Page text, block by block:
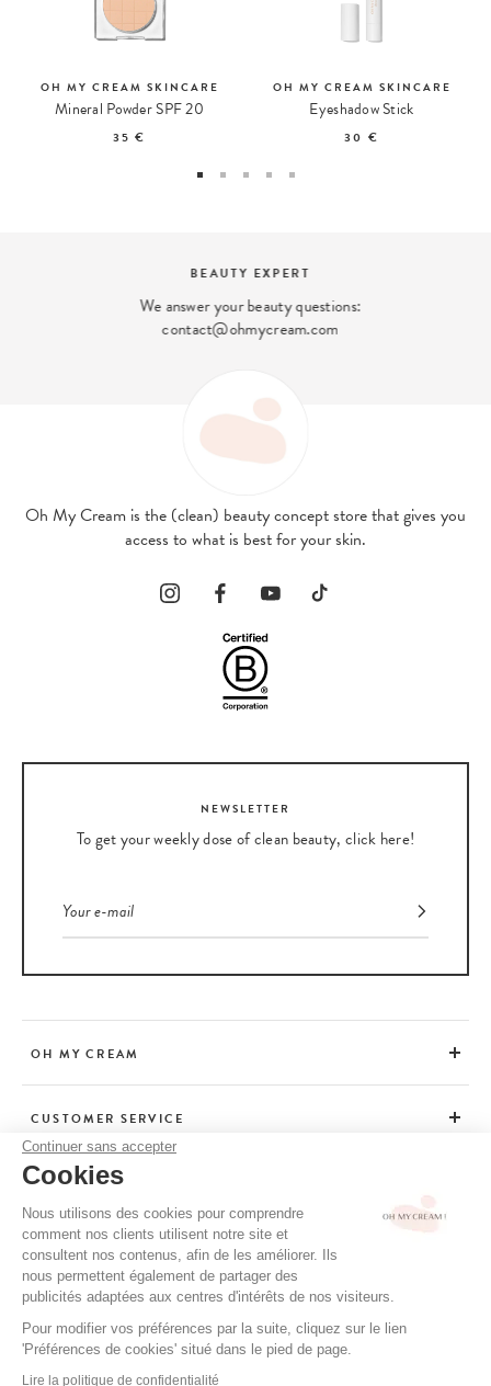
Continuer sans accepter
Cookies
Nous utilisons des cookies pour comprendre
comment nos clients utilisent notre site et
consultent nos contenus, afin de les améliorer. Ils
nous permettent également de partager des
publicités adaptées aux centres d'intérêts de nos visiteurs.
Pour modifier vos préférences par la suite, cliquez sur le lien
'Préférences de cookies' situé dans le pied de page.
Lire la politique de confidentialité
OH MY CREAM SKINCARE
Mineral Powder SPF 20
35 €
OH MY CREAM SKINCARE
Eyeshadow Stick
30 €
BEAUTY EXPERT
We answer your beauty questions:
contact@ohmycream.com
Oh My Cream is the (clean) beauty concept store that gives you
access to what is best for your skin.
NEWSLETTER
To get your weekly dose of clean beauty, click here!
OH MY CREAM
CUSTOMER SERVICE
ADVICE
CGV / CGU
TERMS OF USE
PRIVACY POLICY
CREDITS